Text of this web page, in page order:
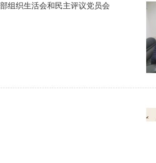
组织生活会和民主评议党员会